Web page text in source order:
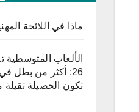
ماذا في اللائحة
الألعاب المتوسطية
26: أكثر من بطل
تكون الحصيلة